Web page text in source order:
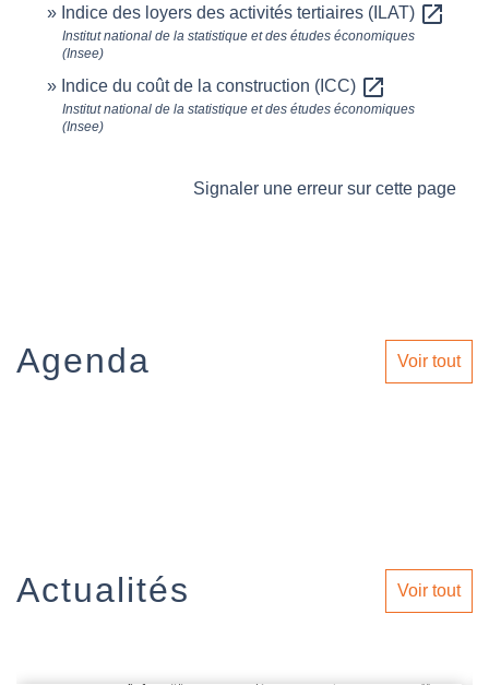
Indice des loyers des activités tertiaires (ILAT) open_in_new
Institut national de la statistique et des études économiques
(Insee)
Indice du coût de la construction (ICC) open_in_new
Institut national de la statistique et des études économiques
(Insee)
Signaler une erreur sur cette page
Agenda Voir tout
Actualités Voir tout